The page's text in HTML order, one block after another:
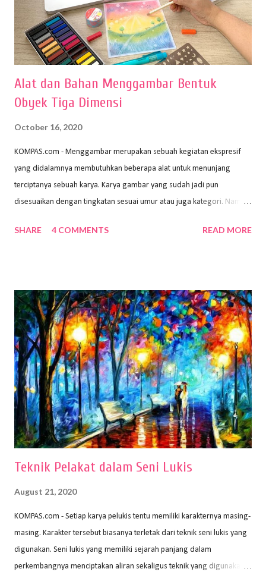
Alat dan Bahan Menggambar Bentuk
Obyek Tiga Dimensi
October 16, 2020
KOMPAS.com - Menggambar merupakan sebuah kegiatan ekspresif
yang didalamnya membutuhkan beberapa alat untuk menunjang
terciptanya sebuah karya. Karya gambar yang sudah jadi pun
disesuaikan dengan tingkatan sesuai umur atau juga kategori. Namun,
sehingga hasilnya bisa dilihat. Peran alat dan bahan sangat
memiliki spesifikasi berbeda sesuai jenisnya. Berikut peralatan
menggambar bentuk: 1. Kertas Gambar Kegiatan menggambar
membutuhkan kertas yang baik agar proses pembuatan gambar lebih
nyaman dan maksimal. Bahan kertas yang baik salah satu syaratnya
adalah tidak mudah sobek, mengingat menggambar merupakan
proses menggores dan menghapus. Kertas adalah bahan yang paling
ideal digunakan untuk menggambar. Dalam menggambar
menggunakan pen...
SHARE 4 COMMENTS READ MORE
Teknik Pelakat dalam Seni Lukis
August 21, 2020
KOMPAS.com - Setiap karya pelukis tentu memiliki karakternya masing-
masing. Karakter tersebut biasanya terletak dari teknik seni lukis yang
digunakan. Seni lukis yang memiliki sejarah panjang dalam
perkembangnya menciptakan aliran sekaligus teknik yang digunakan.